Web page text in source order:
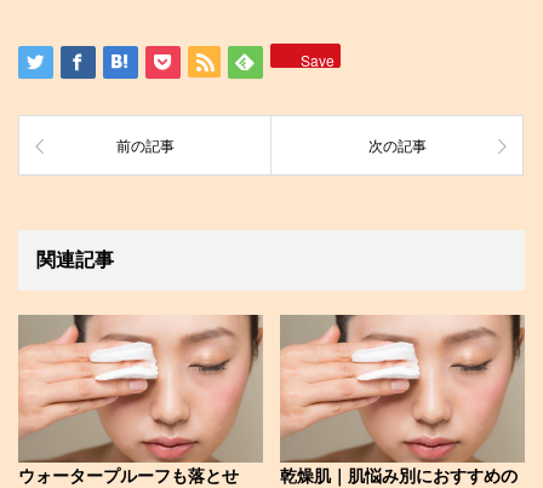
Save
前の記事 次の記事
関連記事
ウォータープルーフも落とせ
乾燥肌｜肌悩み別におすすめの